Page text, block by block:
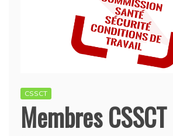
CSSCT
Membres CSSCT